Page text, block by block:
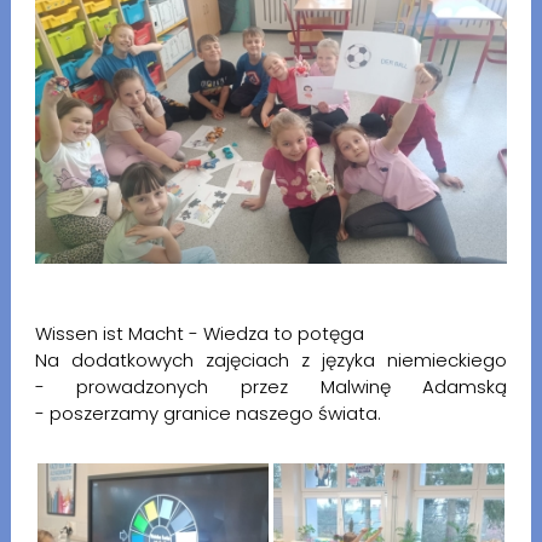
Wissen ist Macht - Wiedza to potęga
Na dodatkowych zajęciach z języka niemieckiego
- prowadzonych przez Malwinę Adamską
- poszerzamy granice naszego świata.